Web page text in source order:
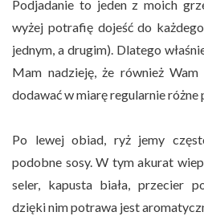
Podjadanie to jeden z moich
wyżej potrafię dojeść do
jednym, a drugim). Dlatego
Mam nadzieję, że również
dodawać w miarę regularnie różne
Po lewej obiad, ryż jemy
podobne sosy. W tym akurat
seler, kapusta biała, przecier
dzięki nim potrawa jest